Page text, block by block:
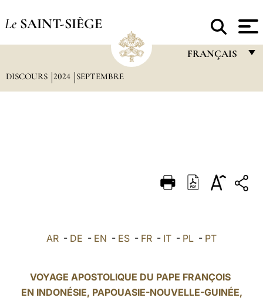
Le SAINT-SIÈGE
FRANÇAIS
DEUTSCH
العربيّة
LATINE
DISCOURS 2024 SEPTEMBRE
AR - DE - EN - ES - FR - IT - PL - PT
VOYAGE APOSTOLIQUE DU PAPE FRANÇOIS
EN INDONÉSIE, PAPOUASIE-NOUVELLE-GUINÉE,